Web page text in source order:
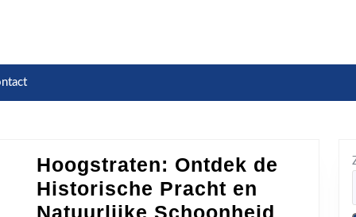
Hoogstraten: Ontdek de
Historische Pracht en
Natuurlijke Schoonheid